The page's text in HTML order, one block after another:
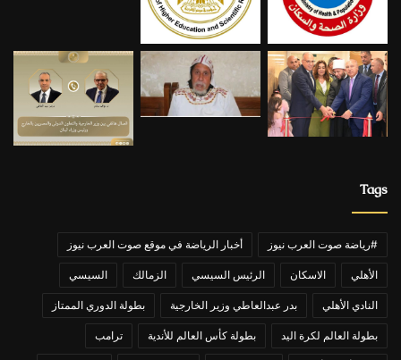
Tags
#رياضة صوت العرب نيوز أخبار الرياضة في موقع صوت العرب نيوز
الأهلي الاسكان الرئيس السيسي الزمالك السيسي
النادي الأهلي بدر عبدالعاطي وزير الخارجية بطولة الدوري الممتاز
بطولة العالم لكرة اليد بطولة كأس العالم للأندية ترامب